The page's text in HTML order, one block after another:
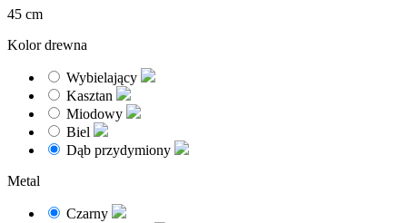
45 cm
Kolor drewna
Wybielający
Kasztan
Miodowy
Biel
Dąb przydymiony
Metal
Czarny